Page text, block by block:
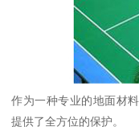
作为一种专业的地面材
提供了全方位的保护。